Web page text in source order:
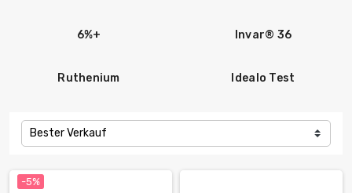
6%+ Invar® 36
Ruthenium Idealo Test
Bester Verkauf
-5%